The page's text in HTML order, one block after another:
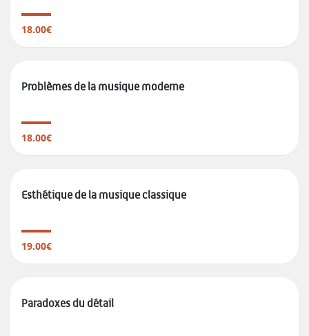
18.00€
Problèmes de la musique moderne
18.00€
Esthétique de la musique classique
19.00€
Paradoxes du détail